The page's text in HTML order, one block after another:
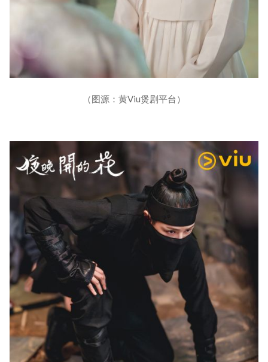
（图源：黄Viu煲剧平台）